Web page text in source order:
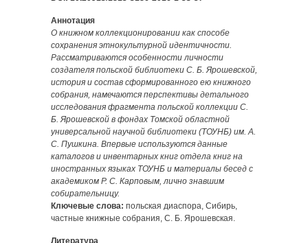
Аннотация
О книжном коллекционировании как способе
сохранения этнокультурной идентичности.
Рассматриваются особенности личности
создателя польской библиотеки С. Б. Ярошевской,
история и состав сформированного ею книжного
собрания, намечаются перспективы детального
исследования фрагмента польской коллекции С.
Б. Ярошевской в фондах Томской областной
универсальной научной библиотеки (ТОУНБ) им. А.
С. Пушкина. Впервые используются данные
каталогов и инвентарных книг отдела книг на
иностранных языках ТОУНБ и материалы бесед с
академиком Р. С. Карповым, лично знавшим
собирательницу.
Ключевые слова: польская диаспора, Сибирь,
частные книжные собрания, С. Б. Ярошевская.
Литература